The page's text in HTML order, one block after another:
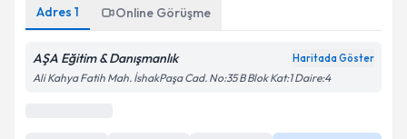
Adres 1 Online Görüşme
AŞA Eğitim & Danışmanlık Haritada Göster
Ali Kahya Fatih Mah. İshakPaşa Cad. No:35 B Blok Kat:1 Daire:4